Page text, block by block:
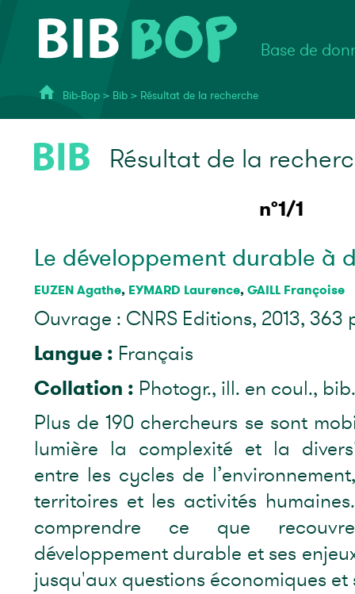
Base de
Bib-Bop > Bib > Résultat de la recherche
Résultat de la
n°1/1
Le développement durable à
EUZEN Agathe, EYMARD Laurence, GAILL Françoise
Ouvrage : CNRS Editions, 2013, 363
Langue : Français
Collation : Photogr., ill. en coul.,
Plus de 190 chercheurs se sont
lumière la complexité et la
entre les cycles de
territoires et les activités
comprendre ce que
développement durable et ses
jusqu'aux questions économiques et